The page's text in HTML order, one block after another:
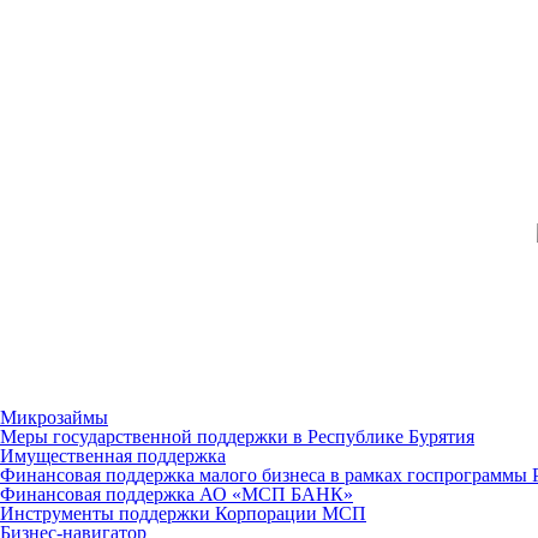
Микрозаймы
Меры государственной поддержки в Республике Бурятия
Имущественная поддержка
Финансовая поддержка малого бизнеса в рамках госпрограммы
Финансовая поддержка АО «МСП БАНК»
Инструменты поддержки Корпорации МСП
Бизнес-навигатор